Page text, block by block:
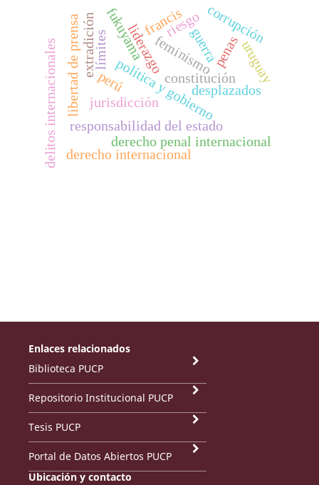
política y gobierno
perú constitución
responsabilidad del estado
desplazados
derecho penal internacional
delitos internacionales extradición penas
liderazgofeminismo
fukuyamafrancis
jurisdicción
uruguay
derecho internacional
libertad de prensa guerracorrupción
riesgo
límites
Enlaces relacionados
Biblioteca PUCP
Repositorio Institucional PUCP
Tesis PUCP
Portal de Datos Abiertos PUCP
Ubicación y contacto